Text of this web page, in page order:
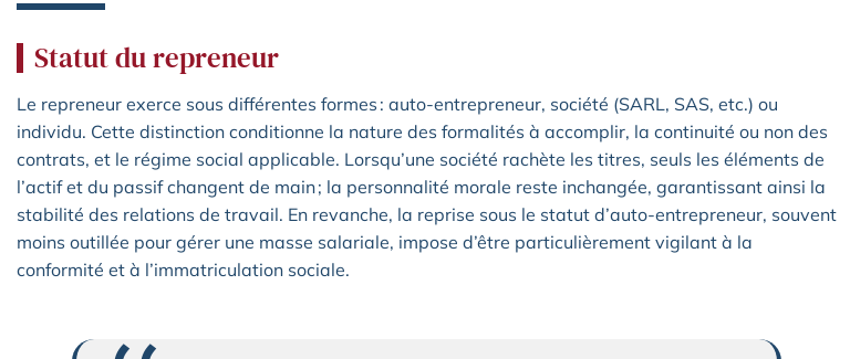
Statut du repreneur
Le repreneur exerce sous différentes formes : auto-entrepreneur, société (SARL, SAS, etc.) ou
individu. Cette distinction conditionne la nature des formalités à accomplir, la continuité ou non des
contrats, et le régime social applicable. Lorsqu’une société rachète les titres, seuls les éléments de
l’actif et du passif changent de main ; la personnalité morale reste inchangée, garantissant ainsi la
stabilité des relations de travail. En revanche, la reprise sous le statut d’auto-entrepreneur, souvent
moins outillée pour gérer une masse salariale, impose d’être particulièrement vigilant à la
conformité et à l’immatriculation sociale.